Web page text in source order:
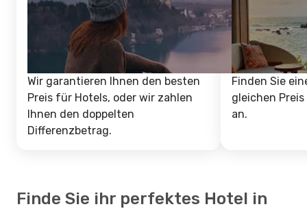
Wir garantieren Ihnen den besten
Preis für Hotels, oder wir zahlen
Ihnen den doppelten
Differenzbetrag.
Finden Sie
gleichen
an.
Finde Sie ihr perfektes Hotel in